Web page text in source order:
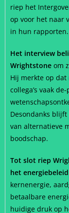
riep het
op voor het naar
in hun rapporten.
Het interview
Wrightstone om
Hij merkte op
collega’s vaak
Desondanks
van alternatieve
boodschap.
Tot slot riep
het energiebeleid
kernenergie,
betaalbare
huidige druk op